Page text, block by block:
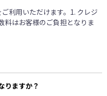
利用いただけます。1. クレジ
料はお客様のご負担となりま
りますか？